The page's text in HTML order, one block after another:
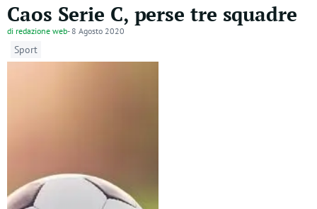
Caos Serie C, perse tre squadre
di redazione web- 8 Agosto 2020
Sport